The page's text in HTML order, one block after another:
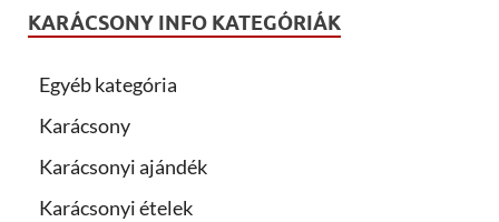
KARÁCSONY INFO KATEGÓRIÁK
Egyéb kategória
Karácsony
Karácsonyi ajándék
Karácsonyi ételek